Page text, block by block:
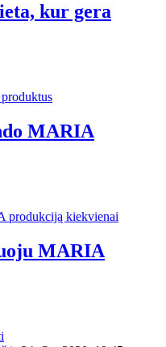
kur gera
MARIA
MARIA